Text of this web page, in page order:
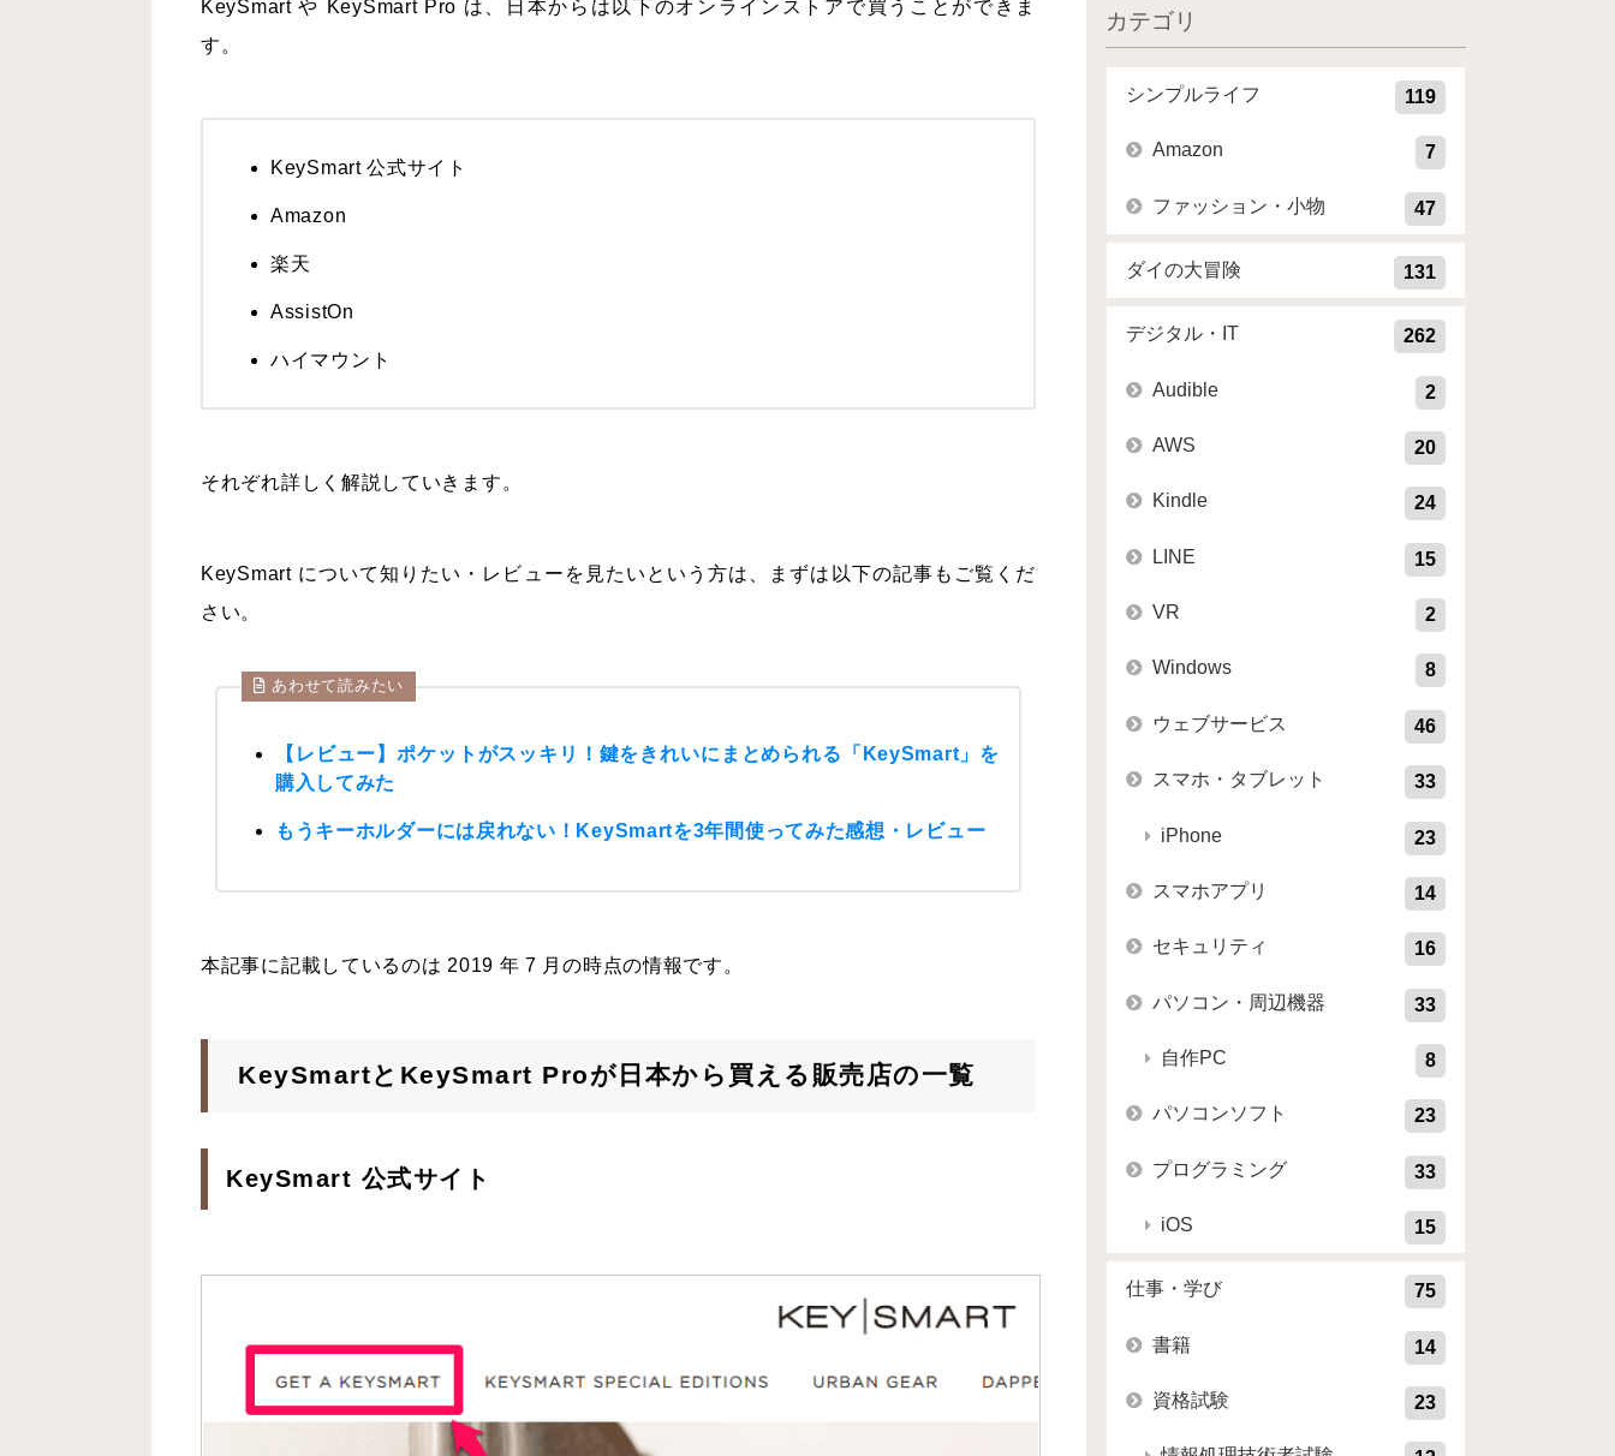
KeySmart や KeySmart Pro は、日本からは以下のオンラインストアで買うことができま
す。
KeySmart 公式サイト
Amazon
楽天
AssistOn
ハイマウント
それぞれ詳しく解説していきます。
KeySmart について知りたい・レビューを見たいという方は、まずは以下の記事もご覧くだ
さい。
あわせて読みたい
【レビュー】ポケットがスッキリ！鍵をきれいにまとめられる「KeySmart」を
購入してみた
もうキーホルダーには戻れない！KeySmartを3年間使ってみた感想・レビュー
本記事に記載しているのは 2019 年 7 月の時点の情報です。
KeySmartとKeySmart Proが日本から買える販売店の一覧
KeySmart 公式サイト
カテゴリ
シンプルライフ 119
Amazon 7
ファッション・小物 47
ダイの大冒険 131
デジタル・IT 262
Audible 2
AWS 20
Kindle 24
LINE 15
VR 2
Windows 8
ウェブサービス 46
スマホ・タブレット 33
iPhone 23
スマホアプリ 14
セキュリティ 16
パソコン・周辺機器 33
自作PC 8
パソコンソフト 23
プログラミング 33
iOS 15
仕事・学び 75
書籍 14
資格試験 23